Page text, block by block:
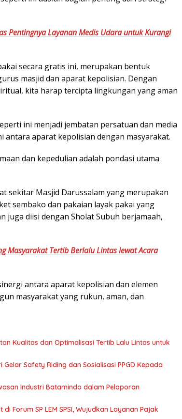
Pentingnya Layanan Medis Udara untuk Kurangi
secara gratis ini, merupakan bentuk
masjid dan aparat kepolisian. Dengan
kita harap tercipta lingkungan yang aman
ini menjadi jembatan persatuan dan media
aparat kepolisian dengan masyarakat.
dan kepedulian adalah pondasi utama
sekitar Masjid Darussalam yang merupakan
sembako dan pakaian layak pakai yang
juga diisi dengan Sholat Subuh berjamaah,
Masyarakat Tertib Berlalu Lintas lewat Acara
antara aparat kepolisian dan elemen
masyarakat yang rukun, aman, dan
Kualitas dan Optimalisasi Tertib Lalu Lintas untuk
Safety Riding dan Sosialisasi PPGD Kepada
Industri Batamindo dalam Pelaporan
Forum SP LEM SPSI, Wujudkan Layanan Pajak